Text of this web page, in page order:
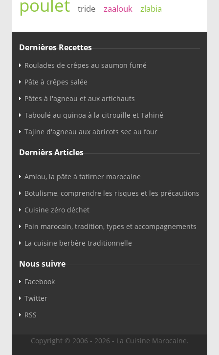
poulet
tride zaalouk zlabia
Dernières Recettes
Roulades de crêpes au saumon fumé
Pâte à crêpes salée
Pâtes à l'agneau et aux artichauts
Taboulé au quinoa à la citrouille et Tahiné
Tajine d'agneau aux abricots sec au four
Dernièrs Articles
Amlou, la pâte à tatirner marocaine
Botulisme, comprendre les risques et les précautions
Cuisine zéro déchet
Pain marocain, tradition, types et accompagnements
La cuisine berbère traditionnelle
Nous suivre
Facebook
Twitter
RSS
Copyright © 2006 - 2026 - La Cuisine Marocaine.